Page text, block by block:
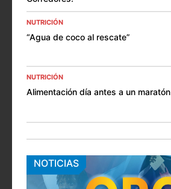
NUTRICIÓN
“Agua de coco al rescate”
NUTRICIÓN
Alimentación día antes a un maratón
NOTICIAS